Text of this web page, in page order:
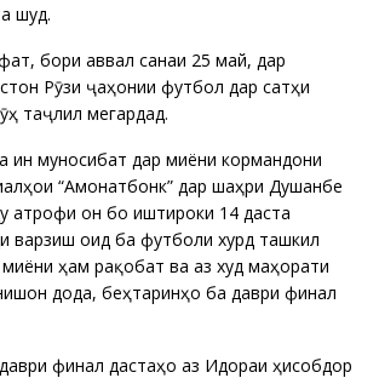
шуд.
бори аввал санаи 25 май, дар
Рӯзи ҷаҳонии футбол дар сатҳи
таҷлил мегардад.
ин муносибат дар миёни кормандони
“Амонатбонк” дар шаҳри Душанбе
атрофи он бо иштироки 14 даста
варзишӣ оид ба футболи хурд ташкил
ҳам рақобат ва аз худ маҳорати
дода, беҳтаринҳо ба даври финалӣ
финалӣ дастаҳо аз Идораи ҳисобдорӣ